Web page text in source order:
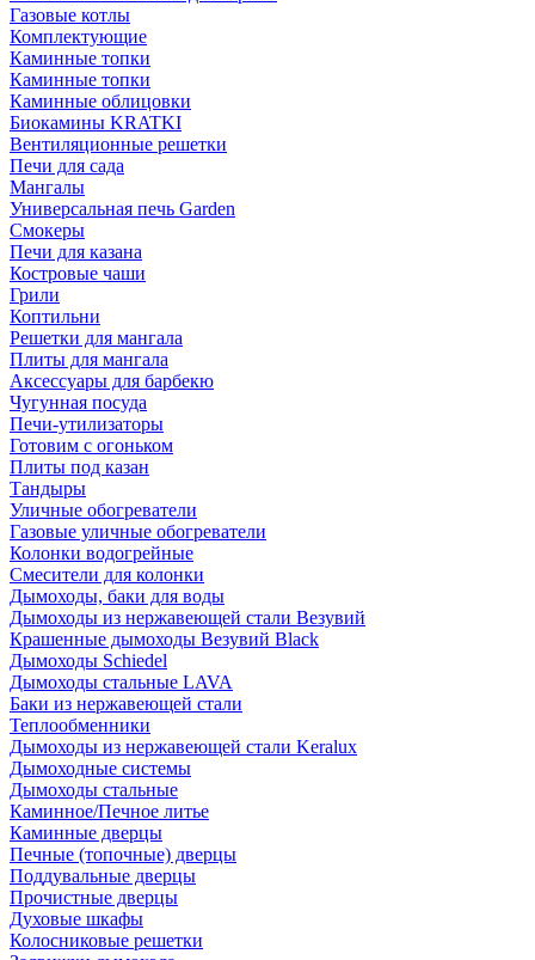
Газовые котлы
Комплектующие
Каминные топки
Каминные топки
Каминные облицовки
Биокамины KRATKI
Вентиляционные решетки
Печи для сада
Мангалы
Универсальная печь Garden
Смокеры
Печи для казана
Костровые чаши
Грили
Коптильни
Решетки для мангала
Плиты для мангала
Аксессуары для барбекю
Чугунная посуда
Печи-утилизаторы
Готовим с огоньком
Плиты под казан
Тандыры
Уличные обогреватели
Газовые уличные обогреватели
Колонки водогрейные
Смесители для колонки
Дымоходы, баки для воды
Дымоходы из нержавеющей стали Везувий
Крашенные дымоходы Везувий Black
Дымоходы Schiedel
Дымоходы стальные LAVA
Баки из нержавеющей стали
Теплообменники
Дымоходы из нержавеющей стали Keralux
Дымоходные системы
Дымоходы стальные
Каминное/Печное литье
Каминные дверцы
Печные (топочные) дверцы
Поддувальные дверцы
Прочистные дверцы
Духовые шкафы
Колосниковые решетки